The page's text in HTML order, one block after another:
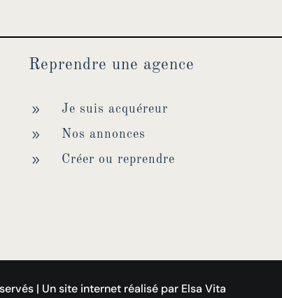
Reprendre une agence
9 Je suis acquéreur
9 Nos annonces
9 Créer ou reprendre
| Un site internet réalisé par Elsa Vita